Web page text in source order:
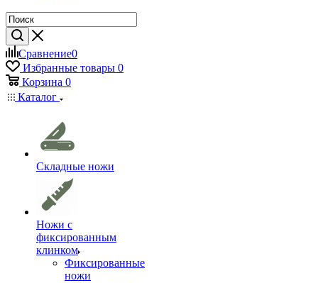
Сравнение0
Избранные товары 0
Корзина 0
Каталог
Складные ножи
Ножи с
фиксированным
клинком
Фиксированные
ножи